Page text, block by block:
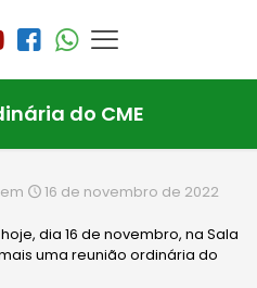
do CME
em 16 de novembro de 2022
dia 16 de novembro, na Sala
uma reunião ordinária do